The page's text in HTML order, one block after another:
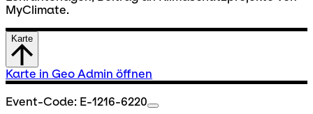
MyClimate.
Karte
Karte in Geo Admin öffnen
Event-Code: E-1216-6220